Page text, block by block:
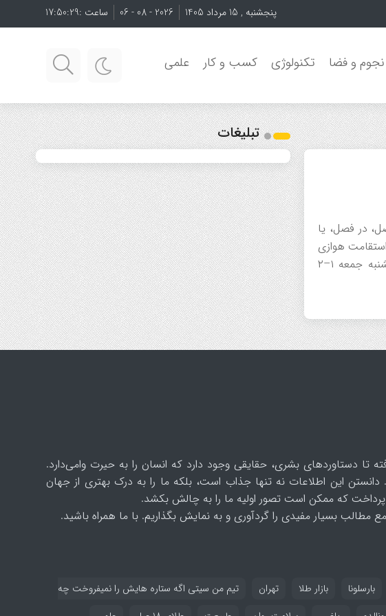
پنجشنبه , 15 مرداد 1405 2026 - 08 - 06 ساعت :17:50:29
نجوم و فضا تکنولوژی کسب و کار علمی
در فصل، یا
سال به بالا هدف: افزایش استقامت هوازی
و بی‌هوازی، قدرت، سرعت، چابکی و پیشگیری از آسیب هفته شنبه یکشنبه دوشنبه سه‌شنبه چهارشنبه پنجشنبه جمعه ۱–۲
تبلیغات
تا دستاوردهای بشری، حقایقی وجود دارد که انسان را به حیرت وامی‌دارد.
این اطلاعات نه تنها جذاب است، بلکه ما را به درک بهتری از جهان
که ممکن است تصور اولیه ما را به چالش بکشد.
مطالب بسیار مفیدی را گردآوری و به نمایش بگذاریم. با ما همراه باشید.
بارسلونا بازار طلا تهران
تیم من سیتی اگه ستاره هایش را نمیفروخت چه